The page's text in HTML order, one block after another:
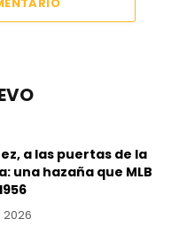
a las puertas de la
una hazaña que MLB